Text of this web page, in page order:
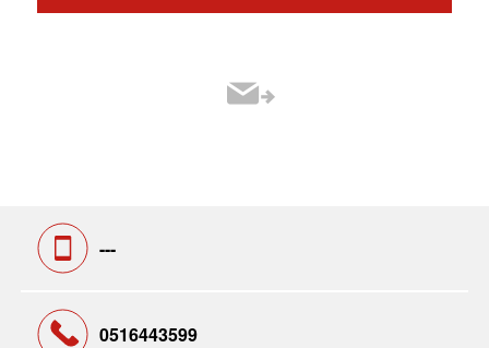
---
0516443599